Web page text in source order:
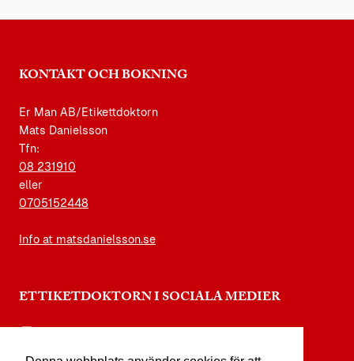
KONTAKT OCH BOKNING
Er Man AB/Etikettdoktorn
Mats Danielsson
Tfn:
08 231910
eller
0705152448
Info at matsdanielsson.se
ETTIKETDOKTORN I SOCIALA MEDIER